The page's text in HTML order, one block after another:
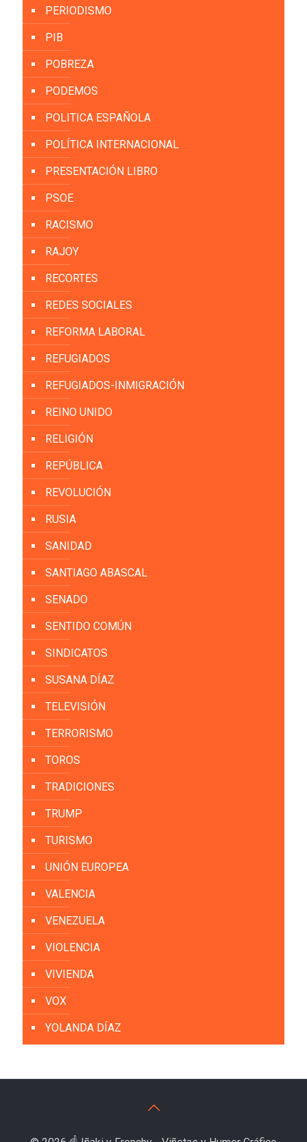
PERIODISMO
PIB
POBREZA
PODEMOS
POLITICA ESPAÑOLA
POLÍTICA INTERNACIONAL
PRESENTACIÓN LIBRO
PSOE
RACISMO
RAJOY
RECORTES
REDES SOCIALES
REFORMA LABORAL
REFUGIADOS
REFUGIADOS-INMIGRACIÓN
REINO UNIDO
RELIGIÓN
REPÚBLICA
REVOLUCIÓN
RUSIA
SANIDAD
SANTIAGO ABASCAL
SENADO
SENTIDO COMÚN
SINDICATOS
SUSANA DÍAZ
TELEVISIÓN
TERRORISMO
TOROS
TRADICIONES
TRUMP
TURISMO
UNIÓN EUROPEA
VALENCIA
VENEZUELA
VIOLENCIA
VIVIENDA
VOX
YOLANDA DÍAZ